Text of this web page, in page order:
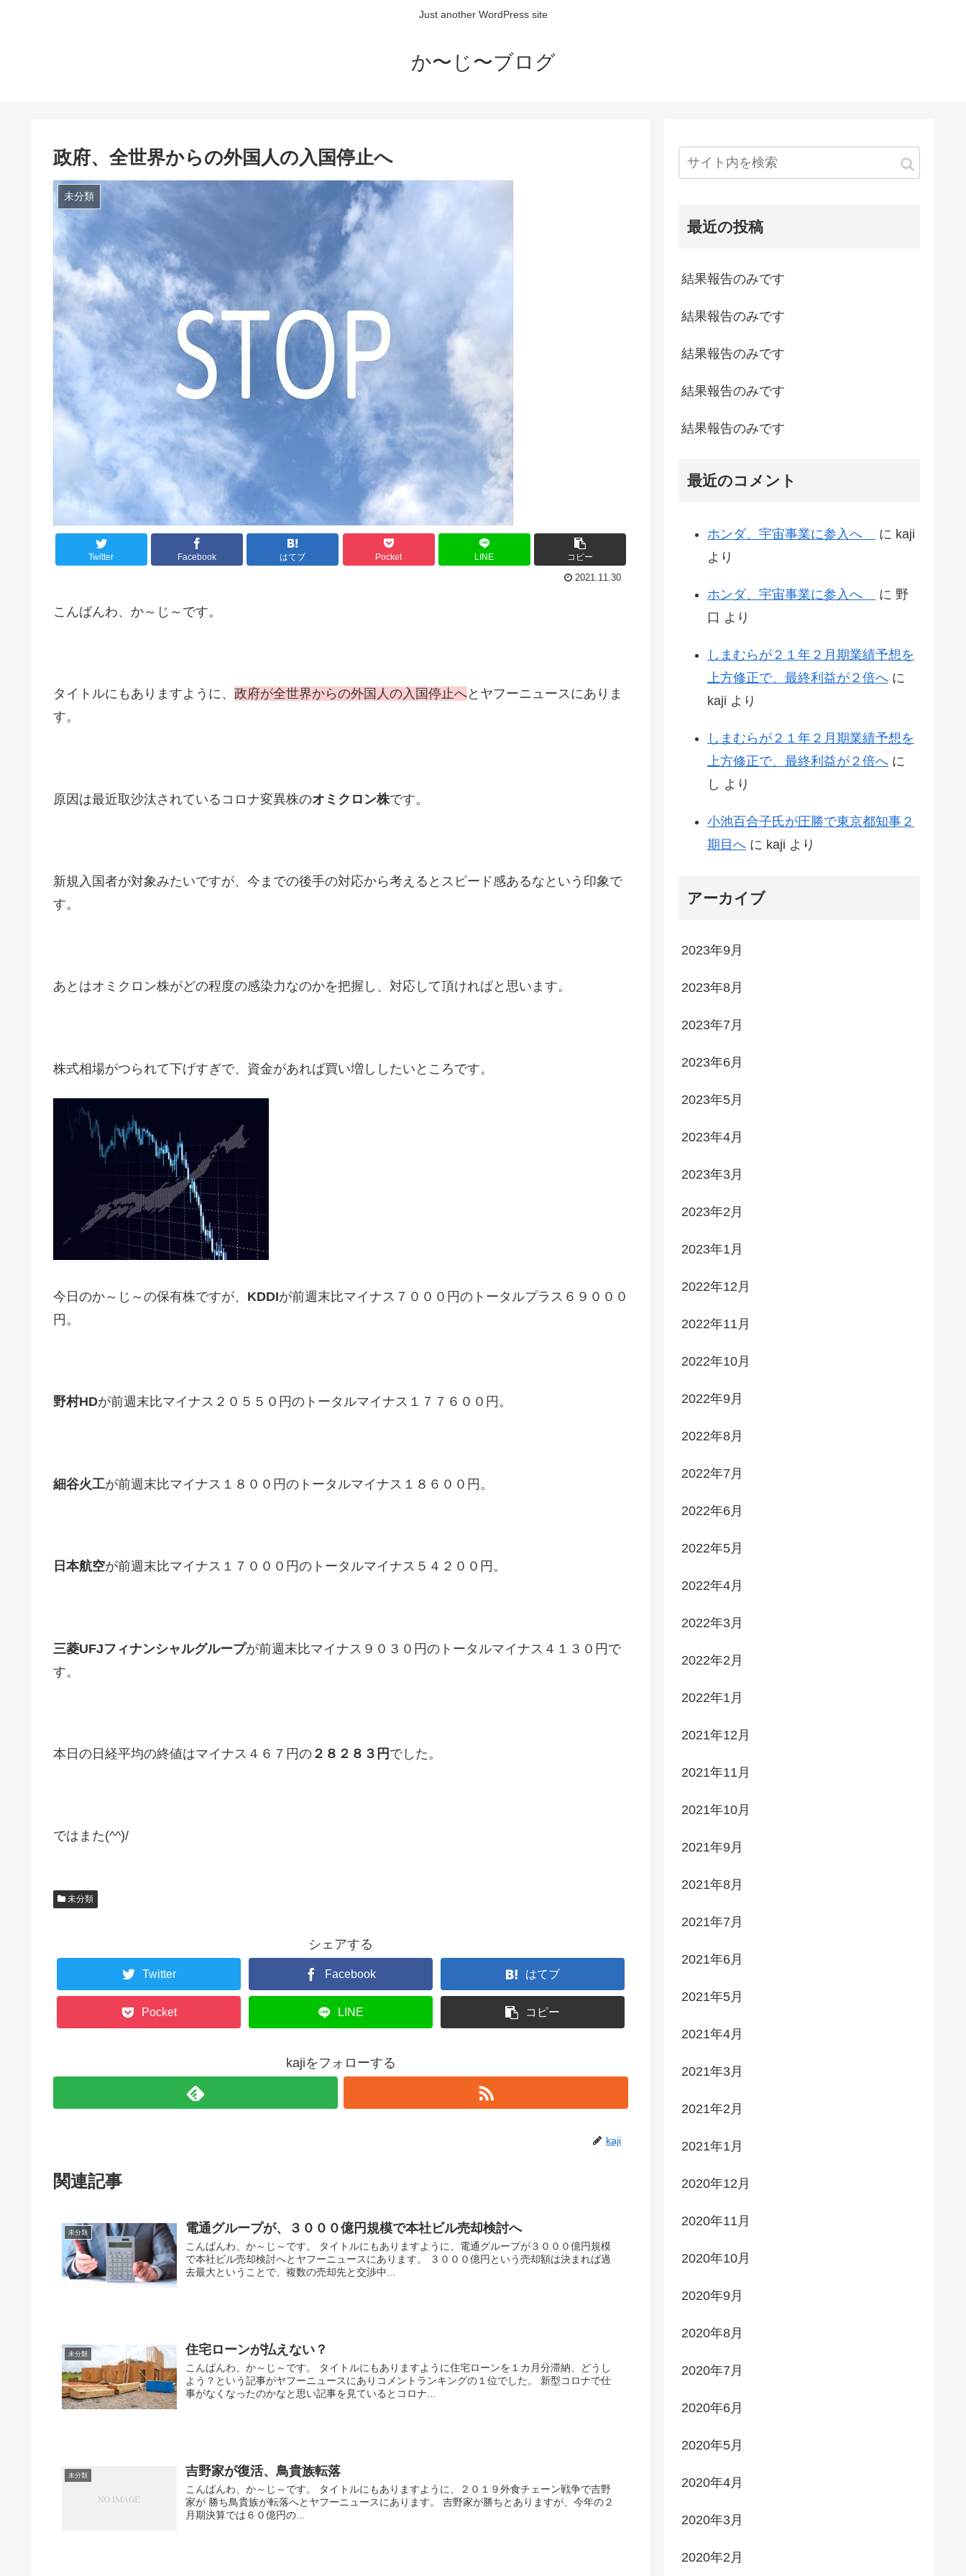
Just another WordPress site
か〜じ〜ブログ
政府、全世界からの外国人の入国停止へ
未分類
Twitter Facebook はてブ Pocket LINE コピー
2021.11.30
こんばんわ、か～じ～です。
タイトルにもありますように、 政府が全世界からの外国人の入国停止へとヤフーニュースにありま
す。
原因は最近取沙汰されているコロナ変異株のオミクロン株です。
新規入国者が対象みたいですが、今までの後手の対応から考えるとスピード感あるなという印象で
す。
あとはオミクロン株がどの程度の感染力なのかを把握し、対応して頂ければと思います。
株式相場がつられて下げすぎで、資金があれば買い増ししたいところです。
今日のか～じ～の保有株ですが、 KDDIが前週末比マイナス７０００円のトータルプラス６９０００
円。
野村HDが前週末比マイナス２０５５０円のトータルマイナス１７７６００円。
細谷火工が前週末比マイナス１８００円のトータルマイナス１８６００円。
日本航空が前週末比マイナス１７０００円のトータルマイナス５４２００円。
三菱UFJフィナンシャルグループが前週末比マイナス９０３０円のトータルマイナス４１３０円で
す。
本日の日経平均の終値はマイナス４６７円の ２８２８３円 でした。
ではまた(^^)/
未分類
シェアする
Twitter Facebook はてブ
Pocket LINE コピー
kajiをフォローする
kaji
関連記事
未分類 電通グループが、３０００億円規模で本社ビル売却検討へ
こんばんわ、か～じ～です。 タイトルにもありますように、電通グループが３０００億円規模
で本社ビル売却検討へとヤフーニュースにあります。 ３０００億円という売却額は決まれば過
去最大ということで、複数の売却先と交渉中...
未分類 住宅ローンが払えない？
こんばんわ、か～じ～です。 タイトルにもありますように住宅ローンを１カ月分滞納、どうし
よう？という記事がヤフーニュースにありコメントランキングの１位でした。 新型コロナで仕
事がなくなったのかなと思い記事を見ているとコロナ...
未分類 吉野家が復活、鳥貴族転落
こんばんわ、か～じ～です。 タイトルにもありますように、２０１９外食チェーン戦争で吉野
家が 勝ち鳥貴族が転落へとヤフーニュースにあります。 吉野家が勝ちとありますが、今年の２
月期決算では６０億円の...
最近の投稿
結果報告のみです
結果報告のみです
結果報告のみです
結果報告のみです
結果報告のみです
最近のコメント
ホンダ、宇宙事業に参入へ に kaji
より
ホンダ、宇宙事業に参入へ に 野
口 より
しまむらが２１年２月期業績予想を
上方修正で、最終利益が２倍へ に
kaji より
しまむらが２１年２月期業績予想を
上方修正で、最終利益が２倍へ に
し より
小池百合子氏が圧勝で東京都知事２
期目へ に kaji より
アーカイブ
2023年9月
2023年8月
2023年7月
2023年6月
2023年5月
2023年4月
2023年3月
2023年2月
2023年1月
2022年12月
2022年11月
2022年10月
2022年9月
2022年8月
2022年7月
2022年6月
2022年5月
2022年4月
2022年3月
2022年2月
2022年1月
2021年12月
2021年11月
2021年10月
2021年9月
2021年8月
2021年7月
2021年6月
2021年5月
2021年4月
2021年3月
2021年2月
2021年1月
2020年12月
2020年11月
2020年10月
2020年9月
2020年8月
2020年7月
2020年6月
2020年5月
2020年4月
2020年3月
2020年2月